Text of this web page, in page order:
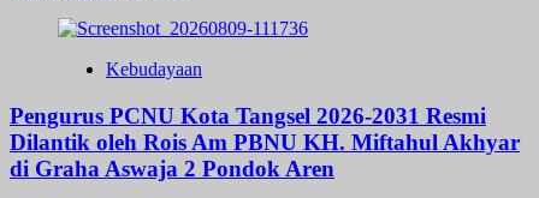
Kebudayaan
Pengurus PCNU Kota Tangsel 2026-2031 Resmi
Dilantik oleh Rois Am PBNU KH. Miftahul Akhyar
di Graha Aswaja 2 Pondok Aren